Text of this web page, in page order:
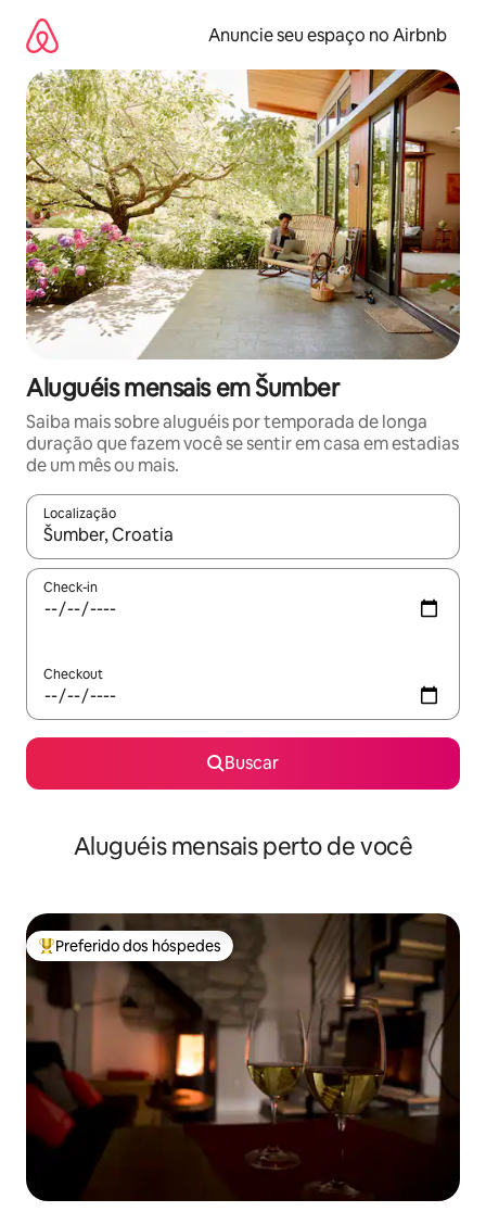
para
conteúdo
Anuncie seu espaço no Airbnb
Aluguéis mensais em Šumber
Saiba mais sobre aluguéis por temporada de longa
duração que fazem você se sentir em casa em estadias
de um mês ou mais.
Localização
Quando os resultados estiverem disponíveis, explore-os
Check-in
Checkout
Buscar
Aluguéis mensais perto de você
Entre os melhores preferidos dos hóspedes
Preferido dos hóspedes